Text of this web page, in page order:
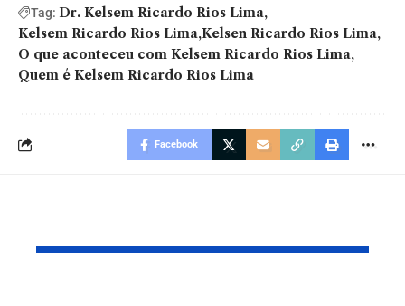
Tag: Dr. Kelsem Ricardo Rios Lima
Kelsem Ricardo Rios Lima Kelsen Ricardo Rios Lima
O que aconteceu com Kelsem Ricardo Rios Lima
Quem é Kelsem Ricardo Rios Lima
Facebook